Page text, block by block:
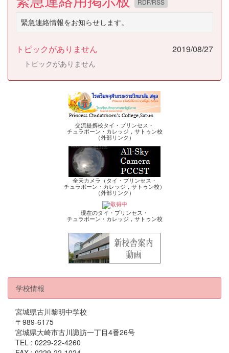
RDF/RSS
緊急連絡情報をお知らせします。
トピックがありません 2019/08/27
トピックがありません
交流提携校タイ・プリンセス・
チュラポーン・カレッジ，サトゥン校
（外部リンク）
全天カメラ（タイ・プリンセス・
チュラポーン・カレッジ，サトゥン校）
（外部リンク）
現在のタイ・プリンセス・
チュラポーン・カレッジ，サトゥン校
学校情報
宮城県古川黎明中学校
〒989-6175
宮城県大崎市古川諏訪一丁目4番26号
TEL : 0229-22-4260